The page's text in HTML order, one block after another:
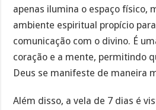
apenas ilumina o espaço físico,
ambiente espiritual propício
comunicação com o divino. É
coração e a mente, permitindo
Deus se manifeste de maneira
Além disso, a vela de 7 dias é